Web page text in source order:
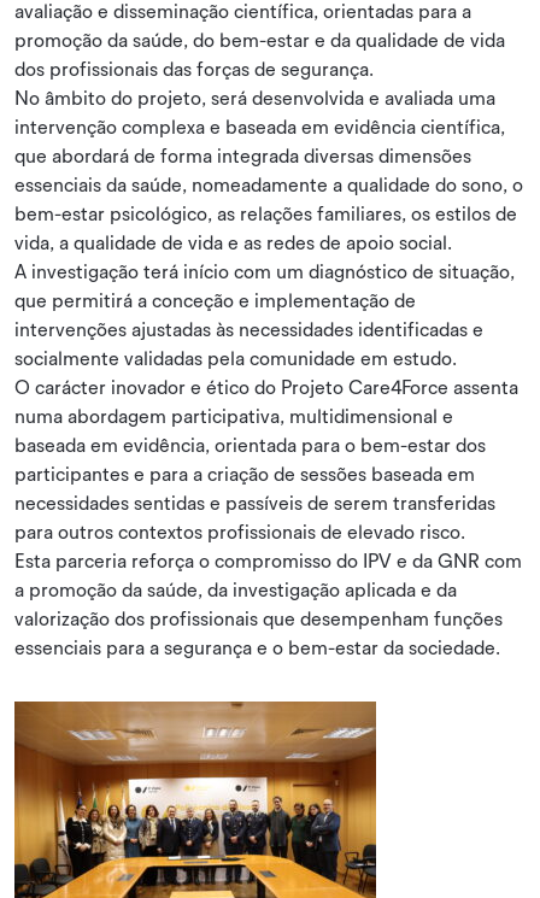
avaliação e disseminação científica, orientadas para a
promoção da saúde, do bem-estar e da qualidade de vida
dos profissionais das forças de segurança.
No âmbito do projeto, será desenvolvida e avaliada uma
intervenção complexa e baseada em evidência científica,
que abordará de forma integrada diversas dimensões
essenciais da saúde, nomeadamente a qualidade do sono, o
bem-estar psicológico, as relações familiares, os estilos de
vida, a qualidade de vida e as redes de apoio social.
A investigação terá início com um diagnóstico de situação,
que permitirá a conceção e implementação de
intervenções ajustadas às necessidades identificadas e
socialmente validadas pela comunidade em estudo.
O carácter inovador e ético do Projeto Care4Force assenta
numa abordagem participativa, multidimensional e
baseada em evidência, orientada para o bem-estar dos
participantes e para a criação de sessões baseada em
necessidades sentidas e passíveis de serem transferidas
para outros contextos profissionais de elevado risco.
Esta parceria reforça o compromisso do IPV e da GNR com
a promoção da saúde, da investigação aplicada e da
valorização dos profissionais que desempenham funções
essenciais para a segurança e o bem-estar da sociedade.